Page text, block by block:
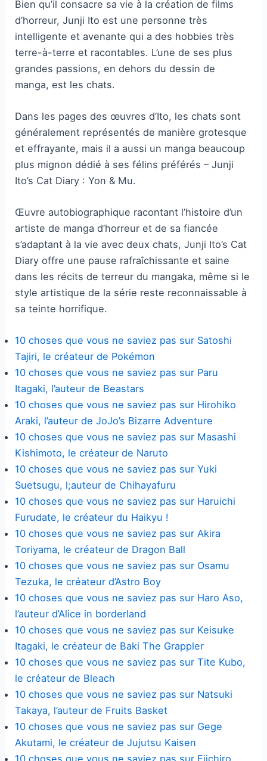
Bien qu’il consacre sa vie à la création de films
d’horreur, Junji Ito est une personne très
intelligente et avenante qui a des hobbies très
terre-à-terre et racontables. L’une de ses plus
grandes passions, en dehors du dessin de
manga, est les chats.
Dans les pages des œuvres d’Ito, les chats sont
généralement représentés de manière grotesque
et effrayante, mais il a aussi un manga beaucoup
plus mignon dédié à ses félins préférés – Junji
Ito’s Cat Diary : Yon & Mu.
Œuvre autobiographique racontant l’histoire d’un
artiste de manga d’horreur et de sa fiancée
s’adaptant à la vie avec deux chats, Junji Ito’s Cat
Diary offre une pause rafraîchissante et saine
dans les récits de terreur du mangaka, même si le
style artistique de la série reste reconnaissable à
sa teinte horrifique.
10 choses que vous ne saviez pas sur Satoshi
Tajiri, le créateur de Pokémon
10 choses que vous ne saviez pas sur Paru
Itagaki, l’auteur de Beastars
10 choses que vous ne saviez pas sur Hirohiko
Araki, l’auteur de JoJo’s Bizarre Adventure
10 choses que vous ne saviez pas sur Masashi
Kishimoto, le créateur de Naruto
10 choses que vous ne saviez pas sur Yuki
Suetsugu, l;auteur de Chihayafuru
10 choses que vous ne saviez pas sur Haruichi
Furudate, le créateur du Haikyu !
10 choses que vous ne saviez pas sur Akira
Toriyama, le créateur de Dragon Ball
10 choses que vous ne saviez pas sur Osamu
Tezuka, le créateur d’Astro Boy
10 choses que vous ne saviez pas sur Haro Aso,
l’auteur d’Alice in borderland
10 choses que vous ne saviez pas sur Keisuke
Itagaki, le créateur de Baki The Grappler
10 choses que vous ne saviez pas sur Tite Kubo,
le créateur de Bleach
10 choses que vous ne saviez pas sur Natsuki
Takaya, l’auteur de Fruits Basket
10 choses que vous ne saviez pas sur Gege
Akutami, le créateur de Jujutsu Kaisen